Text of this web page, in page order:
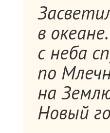
в
с неба
по
на
Новый